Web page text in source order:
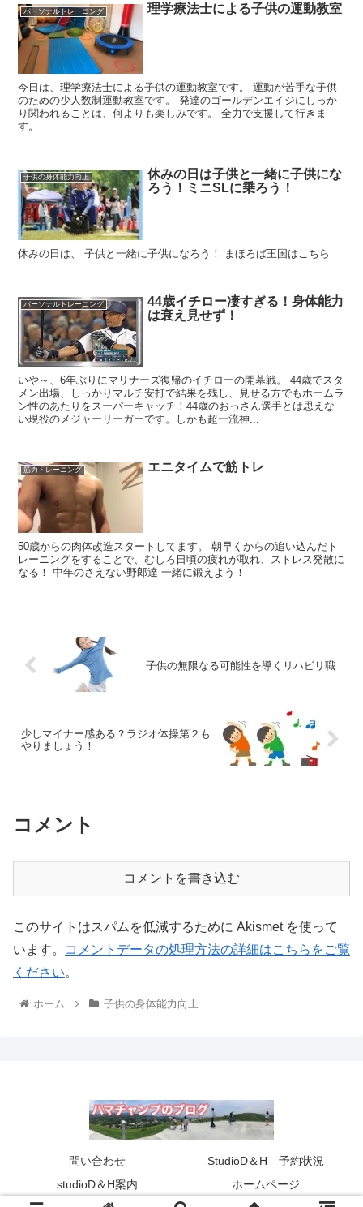
パーソナルトレーニング 理学療法士による子供の運動教室
今日は、理学療法士による子供の運動教室です。 運動が苦手な子供
のための少人数制運動教室です。 発達のゴールデンエイジにしっか
り関われることは、何よりも楽しみです。 全力で支援して行きま
す。
子供の身体能力向上
休みの日は子供と一緒に子供にな
ろう！ミニSLに乗ろう！
休みの日は、 子供と一緒に子供になろう！ まほろば王国はこちら
パーソナルトレーニング
44歳イチロー凄すぎる！身体能力
は衰え見せず！
いや～、6年ぶりにマリナーズ復帰のイチローの開幕戦。 44歳でスタ
メン出場、しっかりマルチ安打で結果を残し、見せる方でもホームラ
ン性のあたりをスーパーキャッチ！44歳のおっさん選手とは思えな
い現役のメジャーリーガーです。しかも超一流神...
筋力トレーニング エニタイムで筋トレ
50歳からの肉体改造スタートしてます。 朝早くからの追い込んだト
レーニングをすることで、むしろ日頃の疲れが取れ、ストレス発散に
なる！ 中年のさえない野郎達 一緒に鍛えよう！
子供の無限なる可能性を導くリハビリ職
少しマイナー感ある？ラジオ体操第２も
やりましょう！
コメント
コメントを書き込む
このサイトはスパムを低減するために Akismet を使って
います。
コメントデータの処理方法の詳細はこちらをご覧
ください。
ホーム 子供の身体能力向上
問い合わせ
StudioD＆H 予約状況
studioD＆H案内
ホームページ